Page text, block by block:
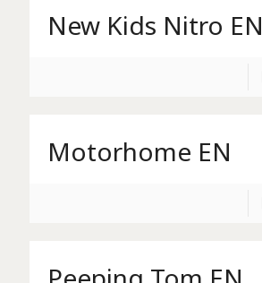
New Kids Nitro EN
Motorhome EN